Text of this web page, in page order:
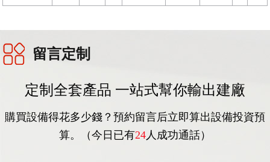
留言定制
定制全套產品 一站式幫你輸出建廠
購買設備得花多少錢？預約留言后立即算出設備投資預
算。（今日已有24人成功通話）